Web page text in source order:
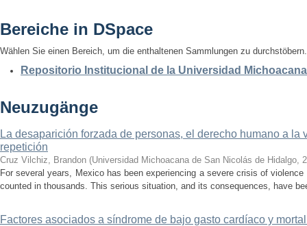
Bereiche in DSpace
Wählen Sie einen Bereich, um die enthaltenen Sammlungen zu durchstöbern.
Repositorio Institucional de la Universidad
Neuzugänge
La desaparición forzada de personas, el derecho humano a la
repetición
Cruz Vilchiz, Brandon (Universidad Michoacana de San Nicolás de Hidalgo,
For several years, Mexico has been experiencing a severe crisis of
counted in thousands. This serious situation, and its consequences, have
Factores asociados a síndrome de bajo gasto cardíaco y